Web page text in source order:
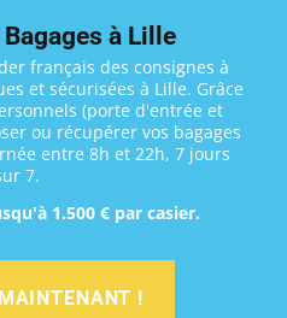
à Lille
français des consignes à
et sécurisées à Lille. Grâce
(porte d'entrée et
ou récupérer vos bagages
entre 8h et 22h, 7 jours
7.
1.500 € par casier.
!